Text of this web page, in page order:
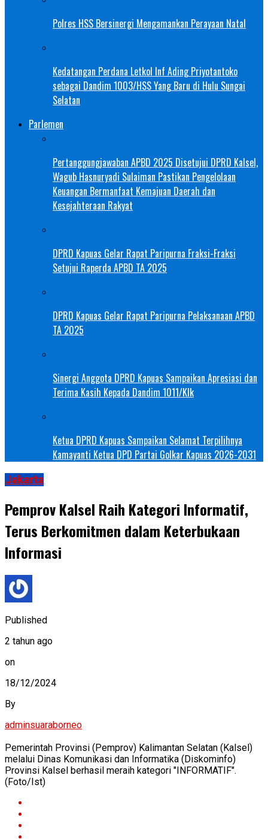
Polres HSS Bersinergi Mengamankan Perayaan Natal
Kedatangan Perdana Letkol Inf Ading Priyotantoko
sebagai Dandim 1003/HSS Yang Baru di Hulu Sungai
Selatan
Parlemen
Pertanggungjawaban APBD 2025 Disetujui DPRD Kalsel,
Wagub Hasnuryadi Sulaiman Pastikan Pengelolaan
Keuangan Bermanfaat Kemajuan Daerah dan
Kesejahteraan Rakyat
DPRD Kapuas Gelar Rapat Paripurna Fraksi-Fraksi
Setujui Raperda APBD TA 2025
DPRD Kapuas Gelar Rapat Paripurna Pelaksanaan APBD
TA 2025
Sinergi Anggota DPRD Kapuas Sampaikan Apresiasi dan
Terima Kasih Kepada Dandim 1011/Klk
Ketua DPRD Kapuas Sampaikan Selamat Terpilihnya
Kamayanti Ketua DPD Partai Golkar Kapuas 2026-2031
Jakarta
Pemprov Kalsel Raih Kategori Informatif,
Terus Berkomitmen dalam Keterbukaan
Informasi
Published
2 tahun ago
on
18/12/2024
By
adminsuaraborneo
Pemerintah Provinsi (Pemprov) Kalimantan Selatan (Kalsel)
melalui Dinas Komunikasi dan Informatika (Diskominfo)
Provinsi Kalsel berhasil meraih kategori "INFORMATIF".
(Foto/Ist)